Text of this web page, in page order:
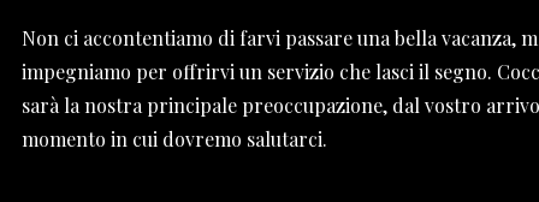
Non ci accontentiamo di farvi passare una bella vacanza,
impegniamo per offrirvi un servizio che lasci il segno.
sarà la nostra principale preoccupazione, dal vostro
momento in cui dovremo salutarci.